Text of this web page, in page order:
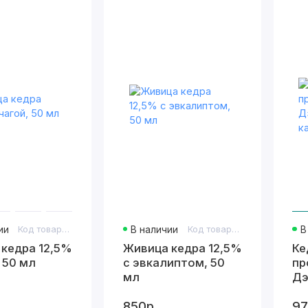
Код товара: 532
12,5%
50 мл
В наличии Код товара: 552
Живица кедра 12,5%
с эвкалиптом, 50
мл